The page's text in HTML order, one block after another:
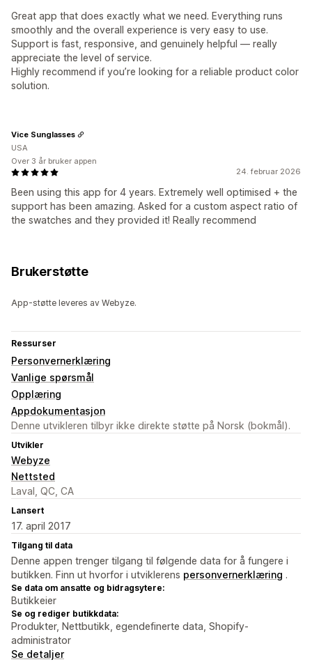
Great app that does exactly what we need. Everything runs
smoothly and the overall experience is very easy to use.
Support is fast, responsive, and genuinely helpful — really
appreciate the level of service.
Highly recommend if you’re looking for a reliable product color
solution.
24. februar 2026
Been using this app for 4 years. Extremely well optimised + the
support has been amazing. Asked for a custom aspect ratio of
the swatches and they provided it! Really recommend
Vice Sunglasses
USA
Over 3 år bruker appen
Brukerstøtte
App-støtte leveres av Webyze.
Ressurser
Personvernerklæring
Vanlige spørsmål
Opplæring
Appdokumentasjon
Denne utvikleren tilbyr ikke direkte støtte på Norsk (bokmål).
Utvikler
Webyze
Nettsted
Laval, QC, CA
Lansert
17. april 2017
Tilgang til data
Denne appen trenger tilgang til følgende data for å fungere i
butikken. Finn ut hvorfor i utviklerens personvernerklæring .
Se data om ansatte og bidragsytere:
Butikkeier
Se og rediger butikkdata:
Produkter, Nettbutikk, egendefinerte data, Shopify-
administrator
Se detaljer